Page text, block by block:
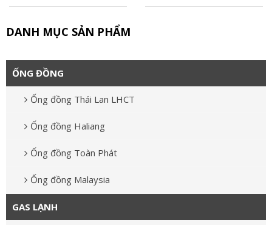
DANH MỤC SẢN PHẨM
ỐNG ĐỒNG
Ống đồng Thái Lan LHCT
Ống đồng Haliang
Ống đồng Toàn Phát
Ống đồng Malaysia
GAS LẠNH